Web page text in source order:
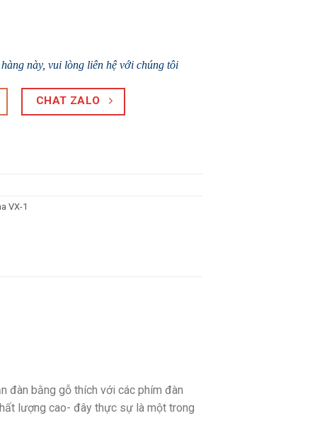
này, vui lòng liên hệ với chúng tôi
CHAT ZALO
VX-1
đàn bằng gỗ thích với các phím đàn
lượng cao- đây thực sự là một trong